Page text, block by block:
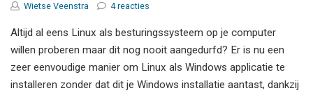
Wietse Veenstra 4 reacties
Altijd al eens Linux als besturingssysteem op je computer
willen proberen maar dit nog nooit aangedurfd? Er is nu een
zeer eenvoudige manier om Linux als Windows applicatie te
installeren zonder dat dit je Windows installatie aantast, dankzij